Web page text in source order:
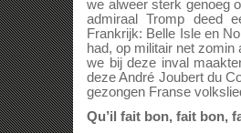
we alweer sterk genoeg
admiraal Tromp deed
Frankrijk: Belle Isle en
had, op militair net
we bij deze inval
deze André Joubert du
gezongen Franse
Qu’il fait bon, fait bon,